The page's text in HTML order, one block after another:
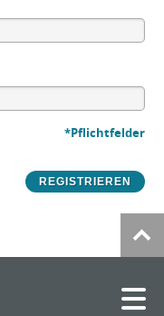
*Pflichtfelder